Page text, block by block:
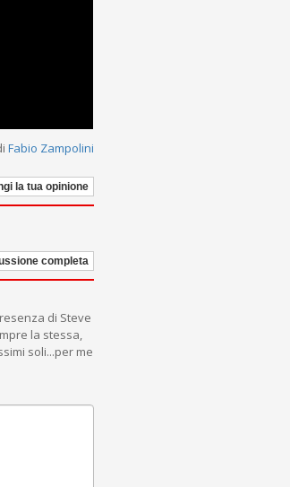
Fabio Zampolini
la tua opinione
completa
di Steve
la stessa,
soli...per me